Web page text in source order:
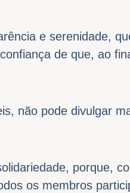
e serenidade,
de que, ao
não pode divulgar
porque,
os membros